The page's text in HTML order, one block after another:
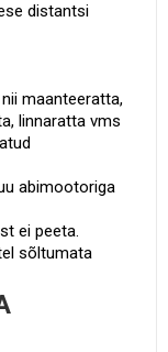
distantsi
maanteeratta,
linnaratta vms
abimootoriga
ei peeta.
sõltumata